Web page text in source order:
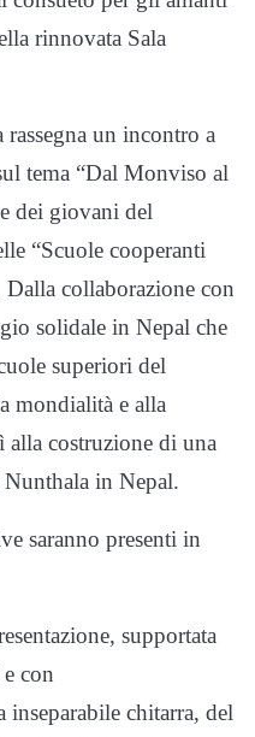
rinnovata Sala
un incontro a
tema “Dal Monviso al
dei giovani del
“Scuole cooperanti
collaborazione con
solidale in Nepal che
superiori del
mondialità e alla
alla costruzione di una
in Nepal.
saranno presenti in
supportata
con
inseparabile chitarra, del